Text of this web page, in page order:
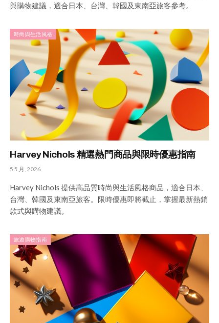
與購物建議，適合日本、台灣、韓國及東南亞旅客參考。
時尚與生活風格
Harvey Nichols 精選熱門商品與限時優惠指南
5 5 月, 2026
Harvey Nichols 提供高品質時尚與生活風格商品，適合日本、
台灣、韓國及東南亞旅客。限時優惠即將截止，掌握最新熱銷
款式與購物建議。
旅遊購物指南